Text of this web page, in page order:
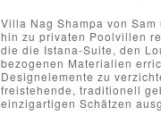
Villa Nag Shampa von
hin zu privaten Poolvillen
die die Istana-Suite, den
bezogenen Materialien
Designelemente zu
freistehende, traditionell
einzigartigen Schätzen